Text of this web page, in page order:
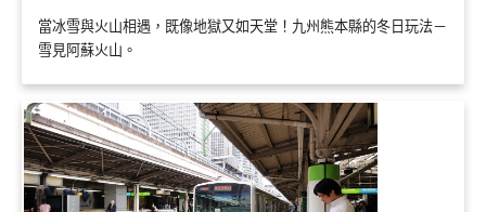
當冰雪與火山相遇，既像地獄又如天堂！九州熊本縣的冬日玩法－
雪見阿蘇火山。